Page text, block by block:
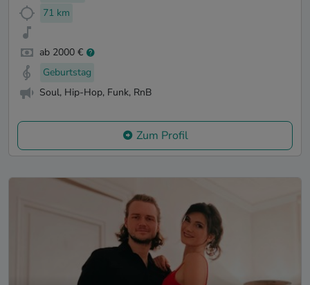
71 km
ab 2000 €
Geburtstag
Soul, Hip-Hop, Funk, RnB
Zum Profil